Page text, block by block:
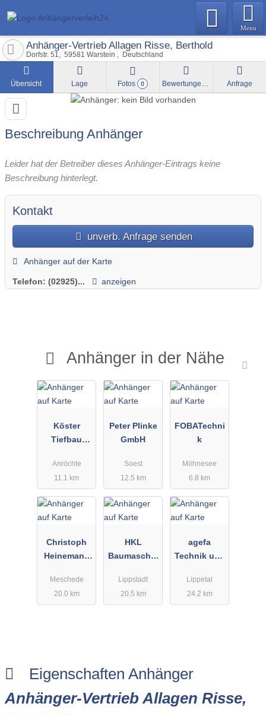
Menu
Anhänger-Vertrieb Allagen Risse, Berthold
Dorfstr. 51 59581 Warstein Deutschland
Übersicht Lage Fotos 0 Bewertungen Anfrage
Beschreibung Anhänger
Leider hat der Betreiber dieses Anhänger-Eintrags keine
Beschreibung hinterlegt.
Kontakt
unverb. Anfrage senden
Anhänger auf der Karte
Telefon: (02925)... anzeigen
Anhänger in der Nähe
Köster
Tiefbau
Anröchte
11.1 km
Peter Plinke
GmbH
Soest
12.5 km
FOBATechni
k
Möhnesee
6.8 km
Christoph
Heinemann
Landtechnik
Meschede
20.0 km
HKL
Baumaschin
Center
Lippstadt
Lippstadt
20.5 km
agefa
Technik und
GmbH
Lippetal
24.2 km
Eigenschaften Anhänger
Anhänger-Vertrieb Allagen Risse,